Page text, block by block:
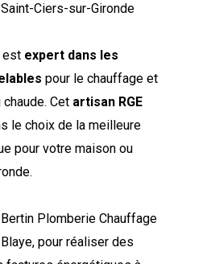
Ciers-sur-Gironde
est expert dans les
pour le chauffage et
chaude. Cet artisan RGE
le choix de la meilleure
pour votre maison ou
Plomberie Chauffage
pour réaliser des